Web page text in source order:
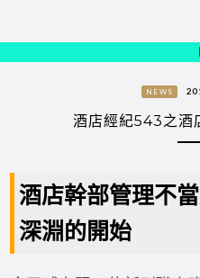
NEWS
酒店經紀543之酒
酒店幹部管理不
深淵的開始